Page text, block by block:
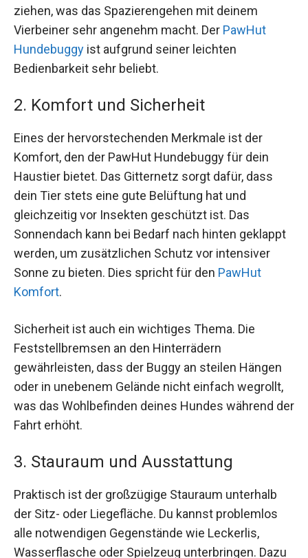
ziehen, was das Spazierengehen mit deinem
Vierbeiner sehr angenehm macht. Der PawHut
Hundebuggy ist aufgrund seiner leichten
Bedienbarkeit sehr beliebt.
2. Komfort und Sicherheit
Eines der hervorstechenden Merkmale ist der
Komfort, den der PawHut Hundebuggy für dein
Haustier bietet. Das Gitternetz sorgt dafür, dass
dein Tier stets eine gute Belüftung hat und
gleichzeitig vor Insekten geschützt ist. Das
Sonnendach kann bei Bedarf nach hinten geklappt
werden, um zusätzlichen Schutz vor intensiver
Sonne zu bieten. Dies spricht für den PawHut
Komfort.
Sicherheit ist auch ein wichtiges Thema. Die
Feststellbremsen an den Hinterrädern
gewährleisten, dass der Buggy an steilen Hängen
oder in unebenem Gelände nicht einfach wegrollt,
was das Wohlbefinden deines Hundes während der
Fahrt erhöht.
3. Stauraum und Ausstattung
Praktisch ist der großzügige Stauraum unterhalb
der Sitz- oder Liegefläche. Du kannst problemlos
alle notwendigen Gegenstände wie Leckerlis,
Wasserflasche oder Spielzeug unterbringen. Dazu